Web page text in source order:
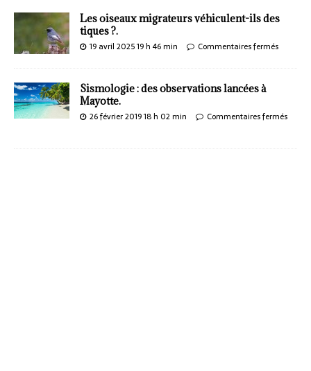
Les oiseaux migrateurs véhiculent-ils des
tiques ?.
19 avril 2025 19 h 46 min Commentaires fermés
Sismologie : des observations lancées à
Mayotte.
26 février 2019 18 h 02 min Commentaires fermés